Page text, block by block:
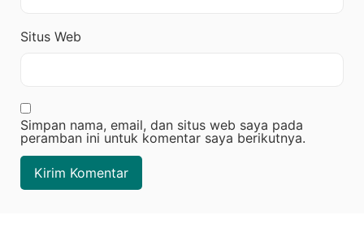
Situs Web
Simpan nama, email, dan situs web saya pada
peramban ini untuk komentar saya berikutnya.